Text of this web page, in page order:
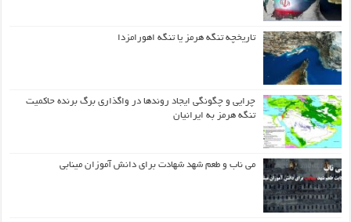
تاریخچه تنگه هرمز یا تنگه اهورامزدا
چرایی و چگونگی ایجاد روندها در واگذاری برگ برنده حاکمیت
تنگه هرمز به ایرانیان
می ناب و طعم شهد شهادت برای دانش آموزان مینابی